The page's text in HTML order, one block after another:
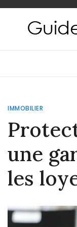
Skip
content
Guide
IMMOBILIER
une
les